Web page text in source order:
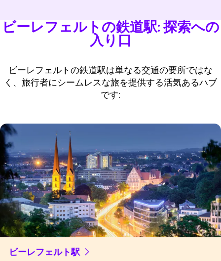
ビーレフェルトの鉄道駅: 探索への
入り口
ビーレフェルトの鉄道駅は単なる交通の要所ではな
く、旅行者にシームレスな旅を提供する活気あるハブ
です:
ビーレフェルト駅